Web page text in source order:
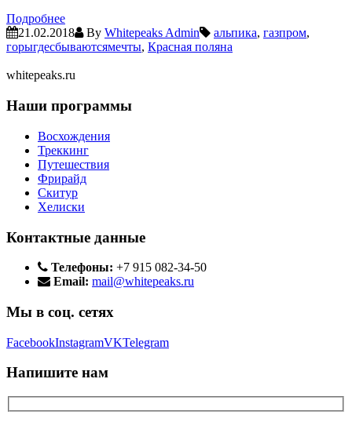
Подробнее
21.02.2018
By Whitepeaks Admin альпика, газпром,
горыгдесбываютсямечты, Красная поляна
whitepeaks.ru
Наши программы
Восхождения
Треккинг
Путешествия
Фрирайд
Скитур
Хелиски
Контактные данные
Телефоны: +7 915 082-34-50
Email: mail@whitepeaks.ru
Мы в соц. сетях
FacebookInstagramVKTelegram
Напишите нам